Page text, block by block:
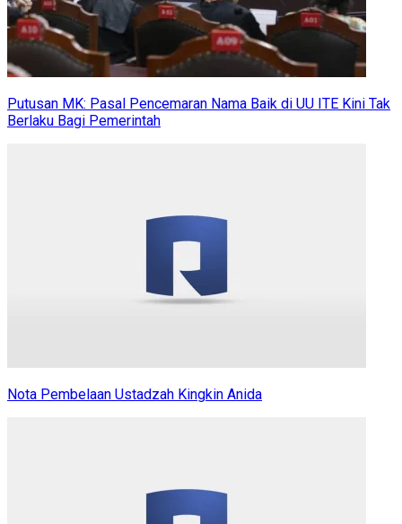
Putusan MK: Pasal Pencemaran Nama Baik di UU ITE Kini Tak
Berlaku Bagi Pemerintah
Nota Pembelaan Ustadzah Kingkin Anida